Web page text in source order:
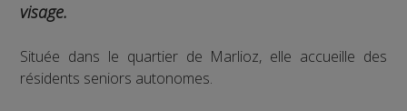
visage.
Située dans le quartier de Marlioz, elle accueille des
résidents seniors autonomes.